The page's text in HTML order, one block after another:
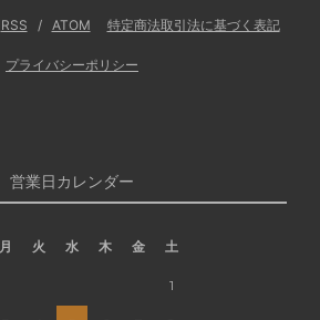
RSS / ATOM 特定商法取引法に基づく表記
プライバシーポリシー
営業日カレンダー
月 火 水 木 金 土
1